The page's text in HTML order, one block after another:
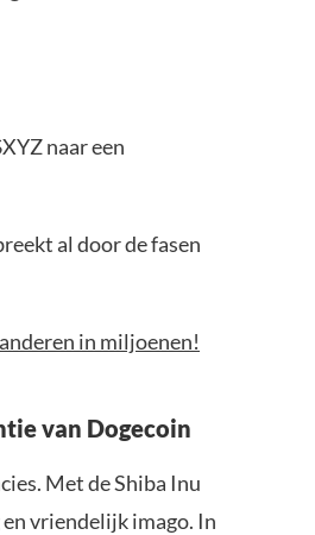
naar een
al door de fasen
in miljoenen!
van Dogecoin
Met de Shiba Inu
vriendelijk imago. In